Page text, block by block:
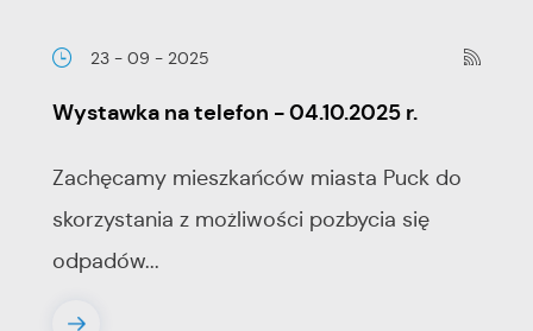
23 - 09 - 2025
Wystawka na telefon - 04.10.2025 r.
Zachęcamy mieszkańców miasta Puck do
skorzystania z możliwości pozbycia się
odpadów...